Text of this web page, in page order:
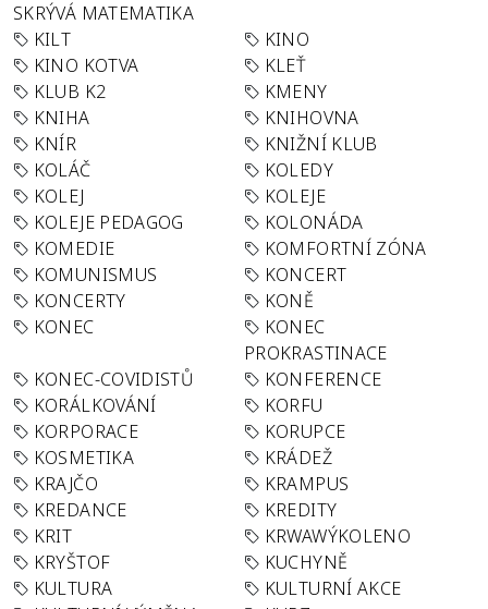
SKRÝVÁ MATEMATIKA
KILT
KINO
KINO KOTVA
KLEŤ
KLUB K2
KMENY
KNIHA
KNIHOVNA
KNÍR
KNIŽNÍ KLUB
KOLÁČ
KOLEDY
KOLEJ
KOLEJE
KOLEJE PEDAGOG
KOLONÁDA
KOMEDIE
KOMFORTNÍ ZÓNA
KOMUNISMUS
KONCERT
KONCERTY
KONĚ
KONEC
KONEC
PROKRASTINACE
KONEC-COVIDISTŮ
KONFERENCE
KORÁLKOVÁNÍ
KORFU
KORPORACE
KORUPCE
KOSMETIKA
KRÁDEŽ
KRAJČO
KRAMPUS
KREDANCE
KREDITY
KRIT
KRWAWÝKOLENO
KRYŠTOF
KUCHYNĚ
KULTURA
KULTURNÍ AKCE